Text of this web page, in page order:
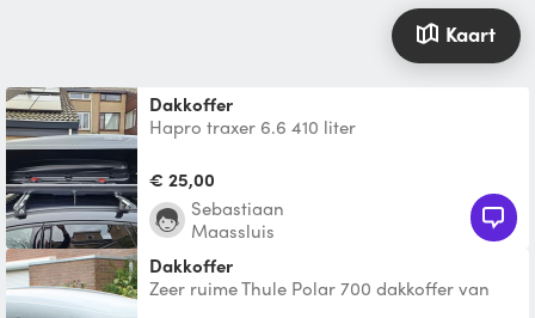
Kaart
Dakkoffer
Hapro traxer 6.6 410 liter
€ 25,00
Sebastiaan
Maassluis
Dakkoffer
Zeer ruime Thule Polar 700 dakkoffer van